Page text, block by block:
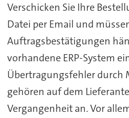
Verschicken Sie Ihre
Datei per Email und
Auftragsbestätigungen
vorhandene ERP-System
Übertragungsfehler durch
gehören auf dem
Vergangenheit an. Vor